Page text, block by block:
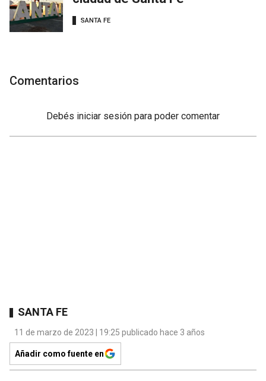
SANTA FE
Comentarios
Debés iniciar sesión para poder comentar
SANTA FE
11 de marzo de 2023 | 19:25 publicado hace 3 años
Añadir como fuente en